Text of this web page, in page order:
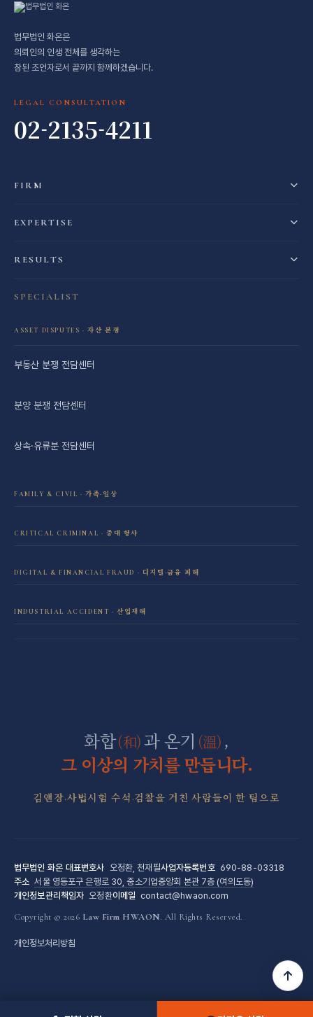
법무법인 화온은
의뢰인의 인생 전체를 생각하는
참된 조언자로서 끝까지 함께하겠습니다.
LEGAL CONSULTATION
02-2135-4211
FIRM
EXPERTISE
RESULTS
SPECIALIST
ASSET DISPUTES · 자산 분쟁
부동산 분쟁 전담센터
분양 분쟁 전담센터
상속·유류분 전담센터
FAMILY & CIVIL · 가족·일상
학교폭력 전담센터
CRITICAL CRIMINAL · 중대 형사
DIGITAL & FINANCIAL FRAUD · 디지털·금융 피해
INDUSTRIAL ACCIDENT · 산업재해
화합(和)과 온기 (溫) ,
그 이상의 가치를 만듭니다.
김앤장·사법시험 수석·검찰을 거친 사람들이 한 팀으로
법무법인 화온 대표변호사 오정환, 천재필사업자등록번호 690-88-03318
주소 서울 영등포구 은행로 30, 중소기업중앙회 본관 7층 (여의도동)
개인정보관리책임자 오정환이메일 contact@hwaon.com
Copyright © 2026 Law Firm HWAON. All Rights Reserved.
개인정보처리방침